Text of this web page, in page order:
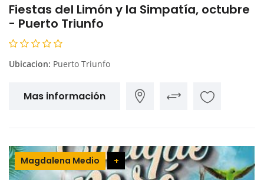
Fiestas del Limón y la Simpatía, octubre
- Puerto Triunfo
Ubicacion: Puerto Triunfo
Mas información
Magdalena Medio +